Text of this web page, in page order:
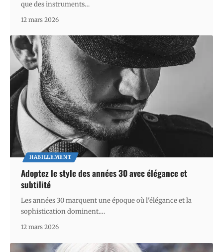
que des instruments…
12 mars 2026
HABILLEMENT
Adoptez le style des années 30 avec élégance et
subtilité
Les années 30 marquent une époque où l'élégance et la
sophistication dominent.…
12 mars 2026